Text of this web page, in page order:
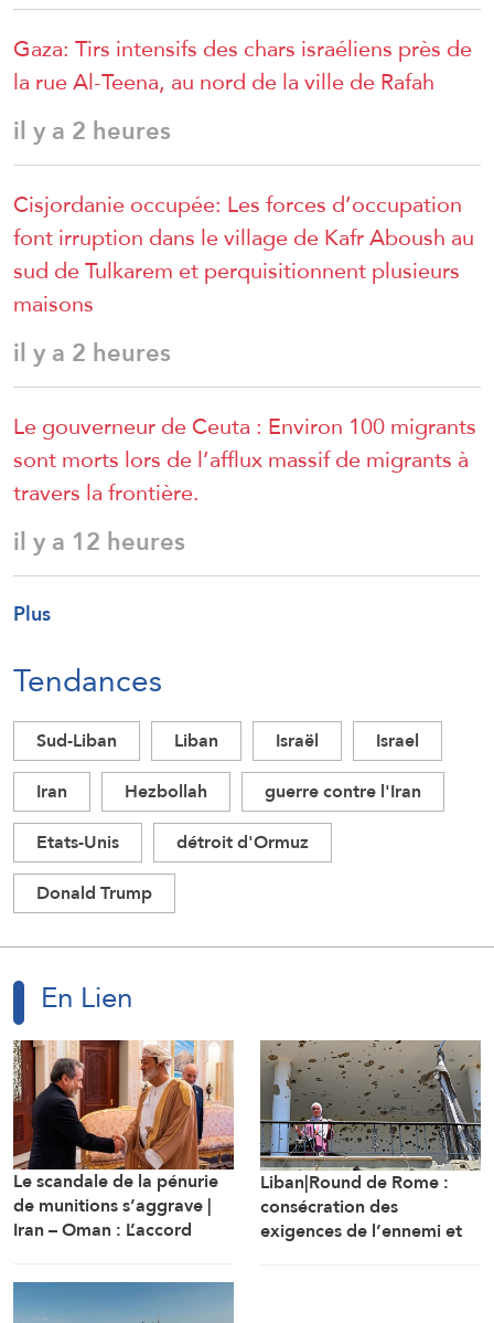
Gaza: Tirs intensifs des chars israéliens près de
la rue Al-Teena, au nord de la ville de Rafah
il y a 2 heures
Cisjordanie occupée: Les forces d’occupation
font irruption dans le village de Kafr Aboush au
sud de Tulkarem et perquisitionnent plusieurs
maisons
il y a 2 heures
Le gouverneur de Ceuta : Environ 100 migrants
sont morts lors de l’afflux massif de migrants à
travers la frontière.
il y a 12 heures
Plus
Tendances
Sud-Liban Liban Israël
Israel
Iran
Hezbollah
guerre contre l'Iran
Etats-Unis
détroit d'Ormuz
Donald Trump
En Lien
Le scandale de la pénurie
de munitions s’aggrave |
Iran – Oman : L’accord
Liban|Round de Rome :
consécration des
exigences de l’ennemi et